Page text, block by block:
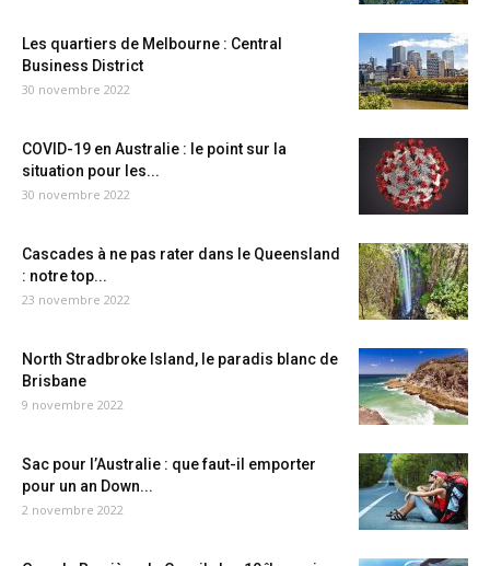
Les quartiers de Melbourne : Central
Business District
30 novembre 2022
COVID-19 en Australie : le point sur la
situation pour les...
30 novembre 2022
Cascades à ne pas rater dans le Queensland
: notre top...
23 novembre 2022
North Stradbroke Island, le paradis blanc de
Brisbane
9 novembre 2022
Sac pour l’Australie : que faut-il emporter
pour un an Down...
2 novembre 2022